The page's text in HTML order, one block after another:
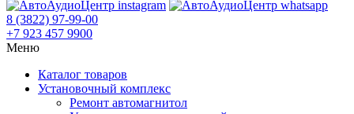
8 (3822) 97-99-00
+7 923 457 9900
Меню
Каталог товаров
Установочный комплекс
Ремонт автомагнитол